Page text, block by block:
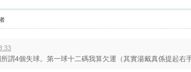
謂4個失球。第一球十二碼我算欠運（其實湯戴真係提起右